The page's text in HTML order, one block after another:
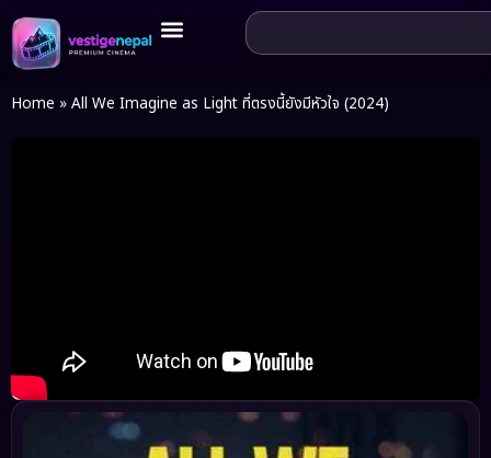
Home » All We Imagine as Light ที่ตรงนี้ยังมีหัวใจ (2024)